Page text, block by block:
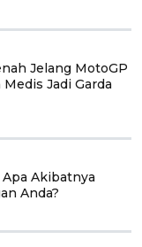
Jelang MotoGP
Jadi Garda
Akibatnya
Anda?